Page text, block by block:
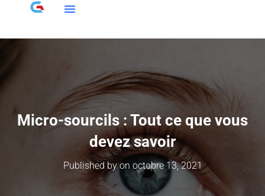
Micro-sourcils : Tout ce que vous
devez savoir
Published byon octobre 13, 2021